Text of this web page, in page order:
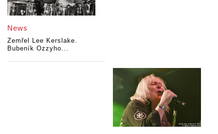
News
Zemřel Lee Kerslake.
Bubeník Ozzyho...